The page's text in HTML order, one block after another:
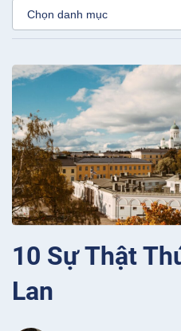
10 Sự Thật
Lan